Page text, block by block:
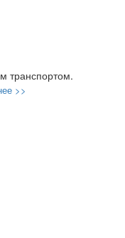
транспортом.
>>